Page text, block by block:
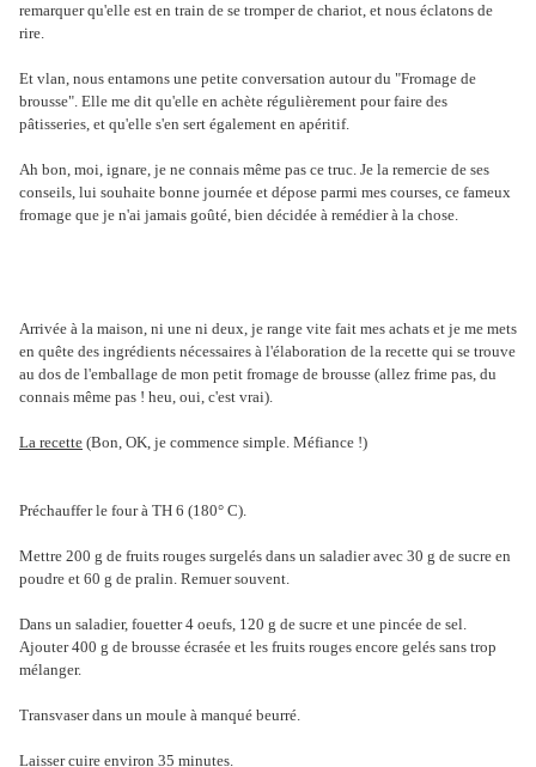
remarquer qu'elle est en train de se tromper de chariot, et nous éclatons de
rire.
Et vlan, nous entamons une petite conversation autour du "Fromage de
brousse". Elle me dit qu'elle en achète régulièrement pour faire des
pâtisseries, et qu'elle s'en sert également en apéritif.
Ah bon, moi, ignare, je ne connais même pas ce truc. Je la remercie de ses
conseils, lui souhaite bonne journée et dépose parmi mes courses, ce fameux
fromage que je n'ai jamais goûté, bien décidée à remédier à la chose.
Arrivée à la maison, ni une ni deux, je range vite fait mes achats et je me mets
en quête des ingrédients nécessaires à l'élaboration de la recette qui se trouve
au dos de l'emballage de mon petit fromage de brousse (allez frime pas, du
connais même pas ! heu, oui, c'est vrai).
La recette (Bon, OK, je commence simple. Méfiance !)
Préchauffer le four à TH 6 (180° C).
Mettre 200 g de fruits rouges surgelés dans un saladier avec 30 g de sucre en
poudre et 60 g de pralin. Remuer souvent.
Dans un saladier, fouetter 4 oeufs, 120 g de sucre et une pincée de sel.
Ajouter 400 g de brousse écrasée et les fruits rouges encore gelés sans trop
mélanger.
Transvaser dans un moule à manqué beurré.
Laisser cuire environ 35 minutes.